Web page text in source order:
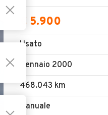
€ 5.900
Usato
Gennaio 2000
468.043 km
Manuale